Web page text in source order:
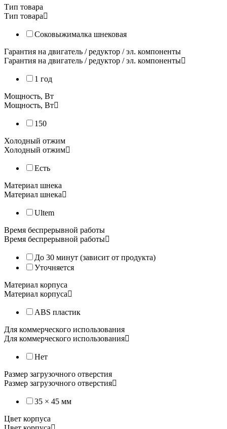
Тип товара
Тип товара
Соковыжималка шнековая
Гарантия на двигатель / редуктор / эл. компоненты
Гарантия на двигатель / редуктор / эл. компоненты
1 год
Мощность, Вт
Мощность, Вт
150
Холодный отжим
Холодный отжим
Есть
Материал шнека
Материал шнека
Ultem
Время беспрерывной работы
Время беспрерывной работы
До 30 минут (зависит от продукта)
Уточняется
Материал корпуса
Материал корпуса
ABS пластик
Для коммерческого использования
Для коммерческого использования
Нет
Размер загрузочного отверстия
Размер загрузочного отверстия
35 × 45 мм
Цвет корпуса